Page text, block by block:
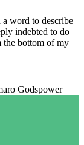
word to describe
indebted to do
the bottom of my
Godspower